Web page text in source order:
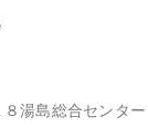
湯島総合センタ